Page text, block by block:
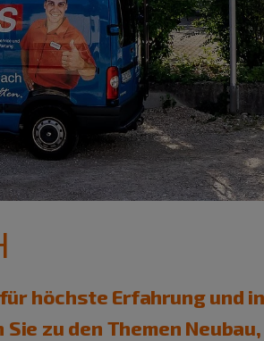
höchste Erfahrung und
zu den Themen